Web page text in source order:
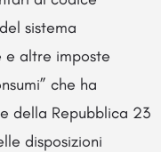
sistema
e altre imposte
che ha
della Repubblica 23
disposizioni